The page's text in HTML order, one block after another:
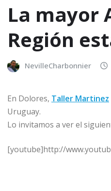
La mayor
Región
NevilleCharbonnier
En Dolores, Taller Martinez
Uruguay.
Lo invitamos a ver el
[youtube]http://